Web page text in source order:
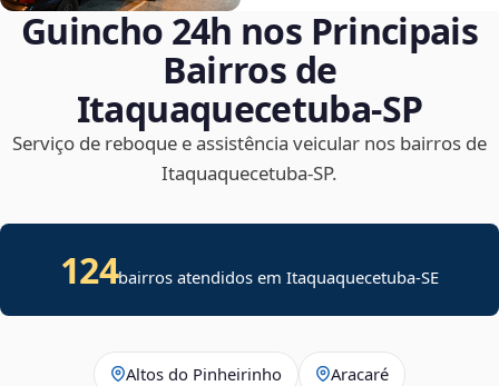
Guincho 24h nos Principais
Bairros de
Itaquaquecetuba‑SP
Serviço de reboque e assistência veicular nos bairros de
Itaquaquecetuba‑SP.
124bairros atendidos emItaquaquecetuba-SE
Altos do Pinheirinho Aracaré